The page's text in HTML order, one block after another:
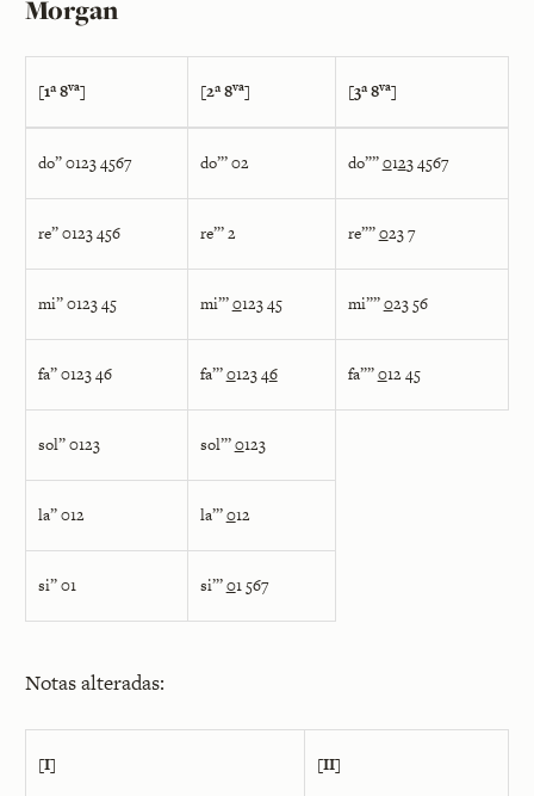
Morgan
[1ª 8va] [2ª 8va] [3ª 8va]
do” 0123 4567 do”’ 02 do””0123 4567
re” 0123 456 re”’ 2 re””023 7
mi” 0123 45 mi”’0123 45 mi””023 56
fa” 0123 46 fa”’0123 46 fa””012 45
sol” 0123 sol”’0123
la” 012 la”’012
si” 01 si”’01 567
Notas alteradas:
[I] [II]